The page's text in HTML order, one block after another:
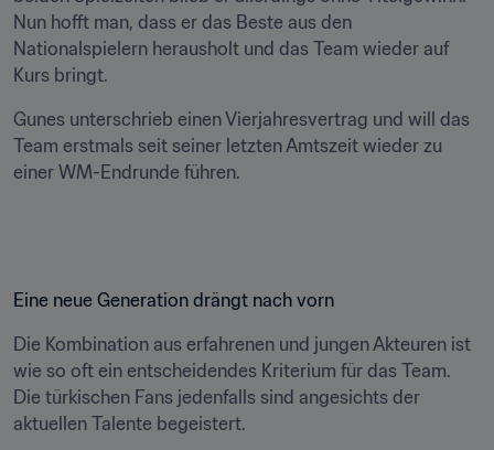
Nun hofft man, dass er das Beste aus den
Nationalspielern herausholt und das Team wieder auf
Kurs bringt.
Gunes unterschrieb einen Vierjahresvertrag und will das
Team erstmals seit seiner letzten Amtszeit wieder zu
einer WM-Endrunde führen.
Eine neue Generation drängt nach vorn
Die Kombination aus erfahrenen und jungen Akteuren ist
wie so oft ein entscheidendes Kriterium für das Team.
Die türkischen Fans jedenfalls sind angesichts der
aktuellen Talente begeistert.